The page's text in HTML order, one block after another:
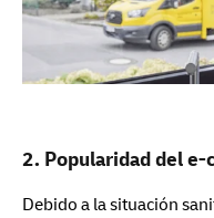
2. Popularidad del
Debido a la situación